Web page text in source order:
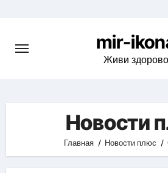
content
mir-
Живи здорово
Новости
Главная Новости плюс